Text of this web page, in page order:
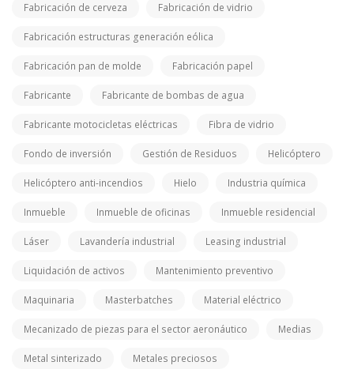
Fabricación de cerveza Fabricación de vidrio
Fabricación estructuras generación eólica
Fabricación pan de molde Fabricación papel
Fabricante Fabricante de bombas de agua
Fabricante motocicletas eléctricas Fibra de vidrio
Fondo de inversión Gestión de Residuos Helicóptero
Helicóptero anti-incendios Hielo Industria química
Inmueble Inmueble de oficinas Inmueble residencial
Láser Lavandería industrial Leasing industrial
Liquidación de activos Mantenimiento preventivo
Maquinaria Masterbatches Material eléctrico
Mecanizado de piezas para el sector aeronáutico Medias
Metal sinterizado Metales preciosos